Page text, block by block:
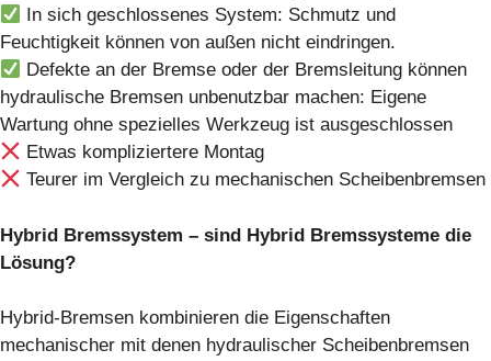
In sich geschlossenes System: Schmutz und
Feuchtigkeit können von außen nicht eindringen.
Defekte an der Bremse oder der Bremsleitung können
hydraulische Bremsen unbenutzbar machen: Eigene
Wartung ohne spezielles Werkzeug ist ausgeschlossen
Etwas kompliziertere Montag
Teurer im Vergleich zu mechanischen Scheibenbremsen
Hybrid Bremssystem – sind Hybrid Bremssysteme die
Lösung?
Hybrid-Bremsen kombinieren die Eigenschaften
mechanischer mit denen hydraulischer Scheibenbremsen